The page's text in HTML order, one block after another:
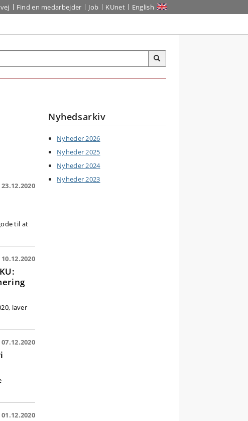
Find en medarbejder Job KUnet English
23.12.2020
til at
10.12.2020
laver
07.12.2020
01.12.2020
Nyhedsarkiv
Nyheder 2026
Nyheder 2025
Nyheder 2024
Nyheder 2023